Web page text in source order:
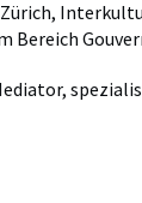
Zürich,
Bereich